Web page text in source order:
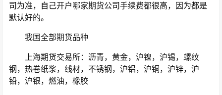
司为准，自己开户哪家期货公司手续费都很高，因为都是
默认好的。
我国全部期货品种
上海期货交易所：沥青，黄金，沪镍，沪锡，螺纹
钢，热卷纸浆，线材，不锈钢，沪铝，沪铜，沪锌，沪
铅，沪银，燃油，橡胶